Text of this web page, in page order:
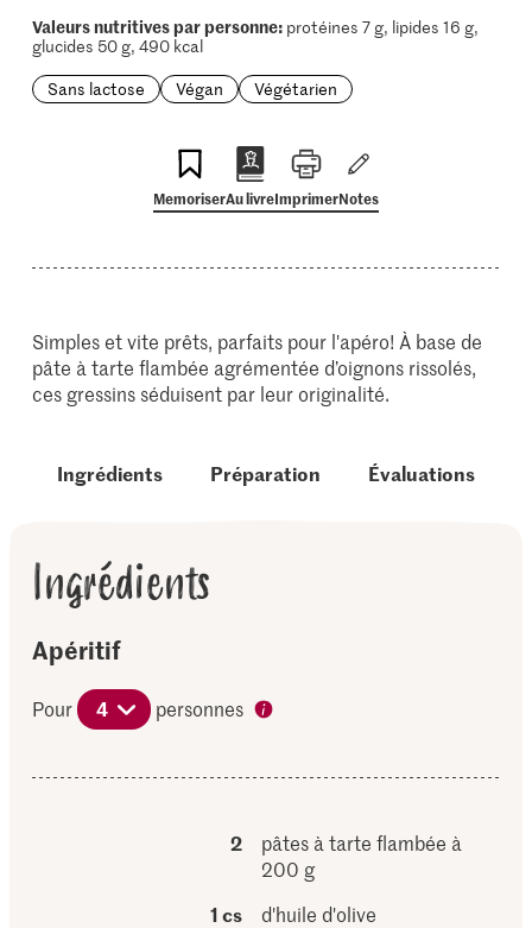
Valeurs nutritives par personne:protéines 7 g, lipides 16 g,
glucides 50 g, 490 kcal
Sans lactose
Végan Végétarien
MemoriserAu livreImprimerNotes
Simples et vite prêts, parfaits pour l'apéro! À base de
pâte à tarte flambée agrémentée d’oignons rissolés,
ces gressins séduisent par leur originalité.
Ingrédients Préparation Évaluations
Ingrédients
Apéritif
Pour 4 personnes
2
pâtes à tarte flambée à
200 g
1 cs
d'huile d'olive